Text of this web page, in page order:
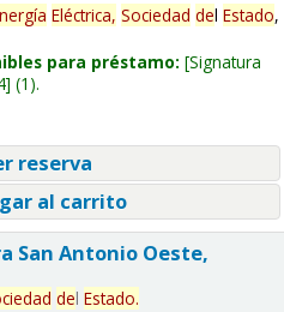
Eléctrica, Sociedad del Estado,
para préstamo: Signatura
(1).
reserva
al carrito
San Antonio Oeste,
del Estado.